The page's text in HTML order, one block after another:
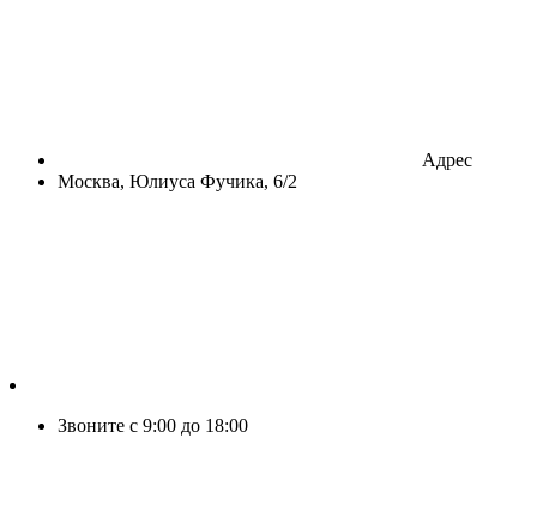
Адрес
Москва, Юлиуса Фучика, 6/2
Звоните с 9:00 до 18:00